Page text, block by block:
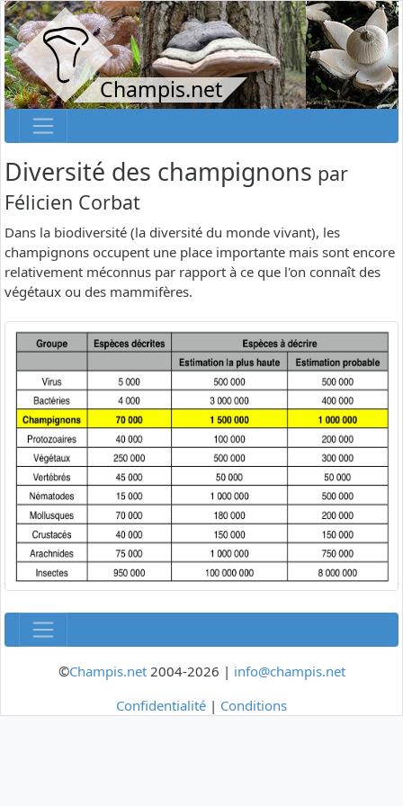
Champis.net
Diversité des champignons par
Félicien Corbat
Dans la biodiversité (la diversité du monde vivant), les
champignons occupent une place importante mais sont encore
relativement méconnus par rapport à ce que l'on connaît des
végétaux ou des mammifères.
©Champis.net2004-2026 | info@champis.net
Confidentialité | Conditions